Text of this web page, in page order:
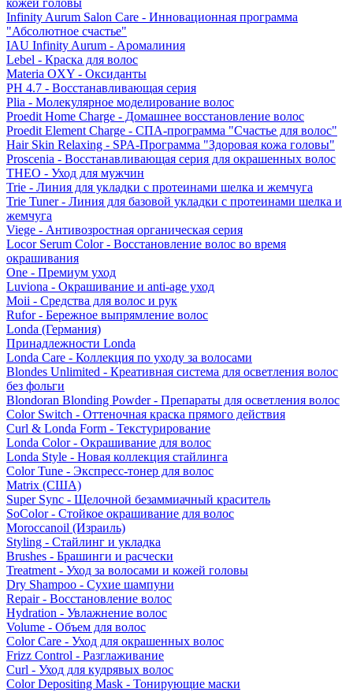
кожей головы
Infinity Aurum Salon Care - Инновационная программа
"Абсолютное счастье"
IAU Infinity Aurum - Аромалиния
Lebel - Краска для волос
Materia OXY - Оксиданты
PH 4.7 - Восстанавливающая серия
Plia - Молекулярное моделирование волос
Proedit Home Charge - Домашнее восстановление волос
Proedit Element Charge - СПА-программа "Счастье для волос"
Hair Skin Relaxing - SPA-Программа "Здоровая кожа головы"
Proscenia - Восстанавливающая серия для окрашенных волос
THEO - Уход для мужчин
Trie - Линия для укладки с протеинами шелка и жемчуга
Trie Tuner - Линия для базовой укладки с протеинами шелка и
жемчуга
Viege - Антивозростная органическая серия
Locor Serum Color - Восстановление волос во время
окрашивания
One - Премиум уход
Luviona - Окрашивание и anti-age уход
Moii - Средства для волос и рук
Rufor - Бережное выпрямление волос
Londa (Германия)
Принадлежности Londa
Londa Care - Коллекция по уходу за волосами
Blondes Unlimited - Креативная система для осветления волос
без фольги
Blondoran Blonding Powder - Препараты для осветления волос
Color Switch - Оттеночная краска прямого действия
Curl & Londa Form - Текстурирование
Londa Color - Окрашивание для волос
Londa Style - Новая коллекция стайлинга
Color Tune - Экспресс-тонер для волос
Matrix (США)
Super Sync - Щелочной безаммиачный краситель
SoColor - Стойкое окрашивание для волос
Moroccanoil (Израиль)
Styling - Стайлинг и укладка
Brushes - Брашинги и расчески
Treatment - Уход за волосами и кожей головы
Dry Shampoo - Сухие шампуни
Repair - Восстановление волос
Hydration - Увлажнение волос
Volume - Объем для волос
Color Care - Уход для окрашенных волос
Frizz Control - Разглаживание
Curl - Уход для кудрявых волос
Color Depositing Mask - Тонирующие маски